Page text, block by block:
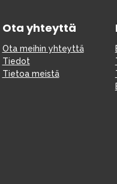
Ota yhteyttä
Ota meihin yhteyttä
Tiedot
Tietoa meistä